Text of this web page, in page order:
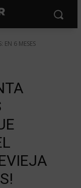
EN 6 MESES